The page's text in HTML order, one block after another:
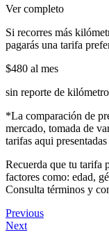
Ver completo
Si recorres más
pagarás una tarifa
$480 al mes
sin reporte de
*La comparación de
mercado, tomada de
tarifas aqui
Recuerda que tu tarifa
factores como: edad,
Consulta términos y
Previous
Next